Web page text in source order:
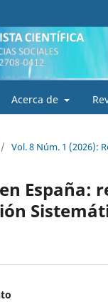
Acerca de
/ Vol. 8 Núm. 1 (2026):
España: